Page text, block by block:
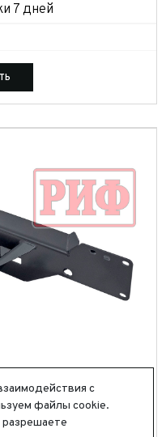
7 дней
ЛЕБЁДКУ В
RAM 1500
с
файлы cookie.